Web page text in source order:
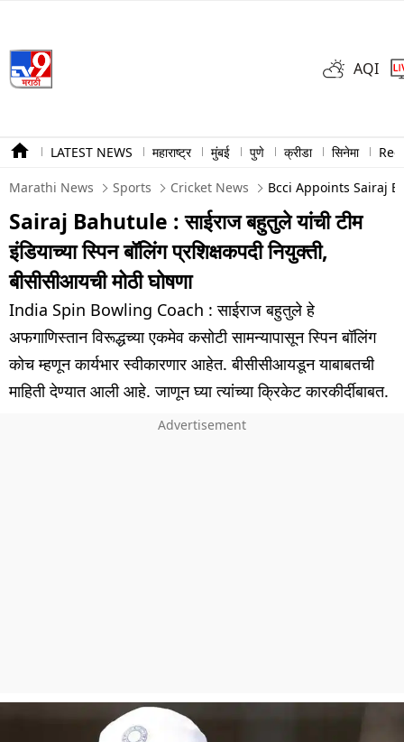
AQI
LATEST NEWS महाराष्ट्र मुंबई पुणे क्रीडा सिनेमा
Marathi News Sports Cricket News Bcci Appoints Sairaj
Sairaj Bahutule : साईराज बहुतुले यांची टीम
इंडियाच्या स्पिन बॉलिंग प्रशिक्षकपदी नियुक्ती,
बीसीसीआयची मोठी घोषणा
India Spin Bowling Coach : साईराज बहुतुले हे
अफगाणिस्तान विरूद्धच्या एकमेव कसोटी सामन्यापासून स्पिन बॉलिंग
कोच म्हणून कार्यभार स्वीकारणार आहेत. बीसीसीआयडून याबाबतची
माहिती देण्यात आली आहे. जाणून घ्या त्यांच्या क्रिकेट कारकीर्दीबाबत.